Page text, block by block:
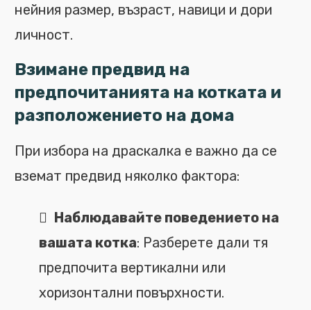
нейния размер, възраст, навици и дори
личност.
Взимане предвид на
предпочитанията на котката и
разположението на дома
При избора на драскалка е важно да се
вземат предвид няколко фактора:
Наблюдавайте поведението на
вашата котка: Разберете дали тя
предпочита вертикални или
хоризонтални повърхности.